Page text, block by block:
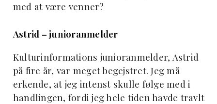
med at være venner?
Astrid – junioranmelder
Kulturinformations junioranmelder, Astrid
på fire år, var meget begejstret. Jeg må
erkende, at jeg intenst skulle følge med i
handlingen, fordi jeg hele tiden havde travlt